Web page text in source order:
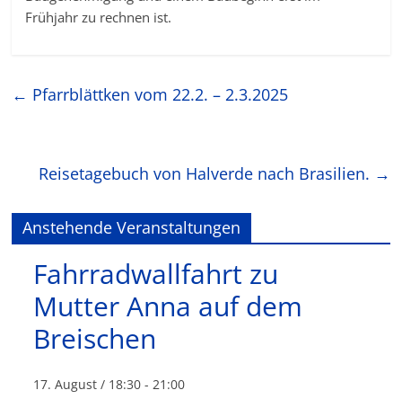
Frühjahr zu rechnen ist.
← Pfarrblättken vom 22.2. – 2.3.2025
Reisetagebuch von Halverde nach Brasilien. →
Anstehende Veranstaltungen
Fahrradwallfahrt zu
Mutter Anna auf dem
Breischen
17. August / 18:30 - 21:00